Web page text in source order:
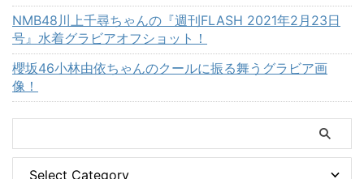
NMB48川上千尋ちゃんの『週刊FLASH 2021年2月23日
号』水着グラビアオフショット！
櫻坂46小林由依ちゃんのクールに振る舞うグラビア画
像！